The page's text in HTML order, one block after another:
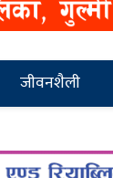
जीवनशैली